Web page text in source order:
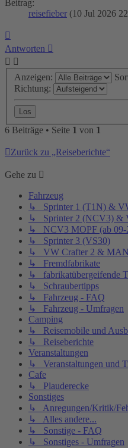
Beitrag:
reisefieber (10 Jul 2026
Antworten
Anzeigen:
Richtung:
6 Beiträge • Seite 1 von 1
Zurück zu „Reiseberichte“
Gehe zu
Fahrzeug
↳ Sprinter 1 (T1N) &
↳ Sprinter 2 (NCV3) &
↳ NCV3 MOPF (ab 09-
↳ Sprinter 3 (VS30)
↳ VW Crafter 2 &
↳ Fremdfabrikate
↳ fabrikatübergeifende
↳ Schraubertipps
↳ Fahrzeug - FAQ
↳ Fahrzeug - Umfragen
Camping
↳ Reisemobile und
↳ Reiseberichte
Veranstaltungen
↳ Veranstaltungen und
Cafe
↳ Plauderecke
Sonstiges
↳ Anregungen/Kritik/
↳ Alles andere...
↳ Sonstige - FAQ
↳ Sonstiges - Umfragen